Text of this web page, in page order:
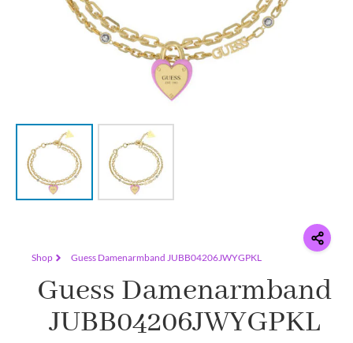
Shop Guess Damenarmband JUBB04206JWYGPKL
Guess Damenarmband
JUBB04206JWYGPKL